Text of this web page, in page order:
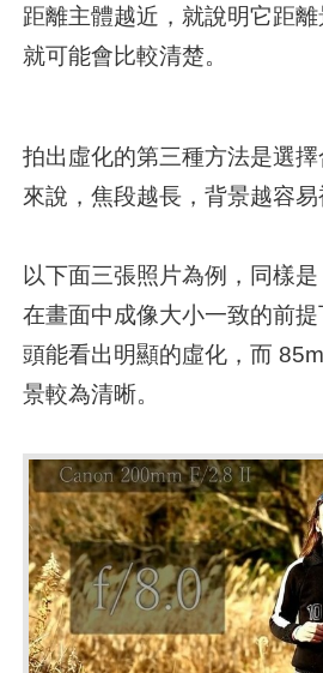
距離主體越近，就說明它距
就可能會比較清楚。
拍出虛化的第三種方法是選
來說，焦段越長，背景越容易
以下面三張照片為例，同樣
在畫面中成像大小一致的前
頭能看出明顯的虛化，而
景較為清晰。